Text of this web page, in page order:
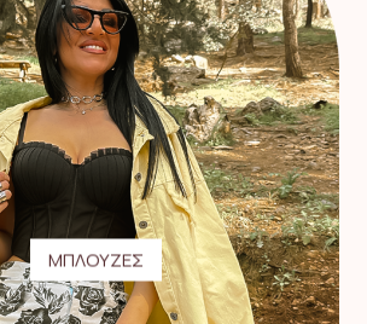
ΜΠΛΟΥΖΕΣ